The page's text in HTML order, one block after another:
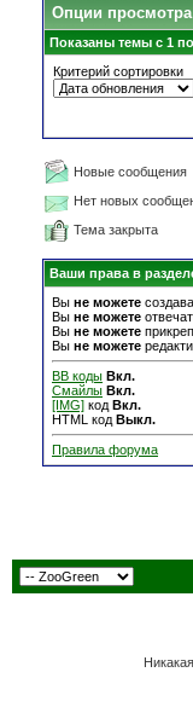
Опции просмотра
Показаны темы с 1 по
Критерий сортировки
Новые сообщения
Нет новых
Тема закрыта
Ваши права в
Вы не можете
Вы не можете
Вы не можете
Вы не можете
BB коды Вкл.
Смайлы Вкл.
[IMG] код Вкл.
HTML код Выкл.
Правила форума